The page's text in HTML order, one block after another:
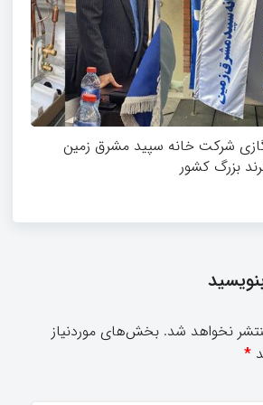
گازی شرکت خانه سپید مشرق زمین
بزرگ کشور
نخواهد شد. بخش‌های موردنیاز
*